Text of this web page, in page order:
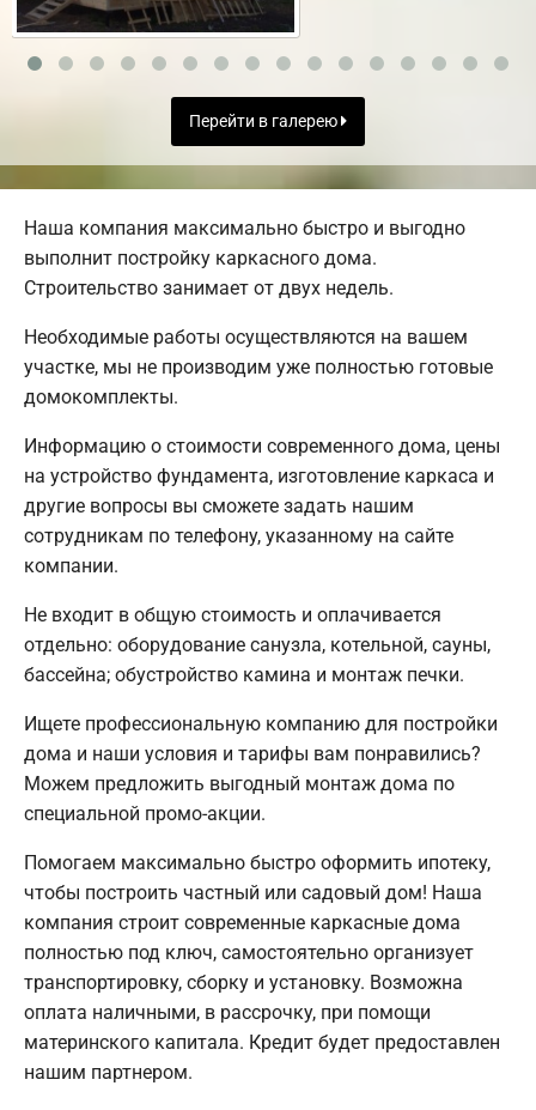
Перейти в галерею
Наша компания максимально быстро и выгодно
выполнит постройку каркасного дома.
Строительство занимает от двух недель.
Необходимые работы осуществляются на вашем
участке, мы не производим уже полностью готовые
домокомплекты.
Информацию о стоимости современного дома, цены
на устройство фундамента, изготовление каркаса и
другие вопросы вы сможете задать нашим
сотрудникам по телефону, указанному на сайте
компании.
Не входит в общую стоимость и оплачивается
отдельно: оборудование санузла, котельной, сауны,
бассейна; обустройство камина и монтаж печки.
Ищете профессиональную компанию для постройки
дома и наши условия и тарифы вам понравились?
Можем предложить выгодный монтаж дома по
специальной промо-акции.
Помогаем максимально быстро оформить ипотеку,
чтобы построить частный или садовый дом! Наша
компания строит современные каркасные дома
полностью под ключ, самостоятельно организует
транспортировку, сборку и установку. Возможна
оплата наличными, в рассрочку, при помощи
материнского капитала. Кредит будет предоставлен
нашим партнером.